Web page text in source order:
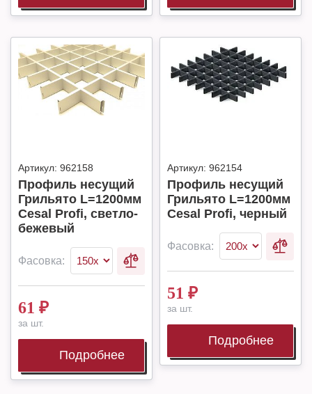
Артикул: 962158
Профиль несущий
Грильято L=1200мм
Cesal Profi, светло-
бежевый
Фасовка:
61 ₽
за шт.
Подробнее
Артикул: 962154
Профиль несущий
Грильято L=1200мм
Cesal Profi, черный
Фасовка:
51 ₽
за шт.
Подробнее